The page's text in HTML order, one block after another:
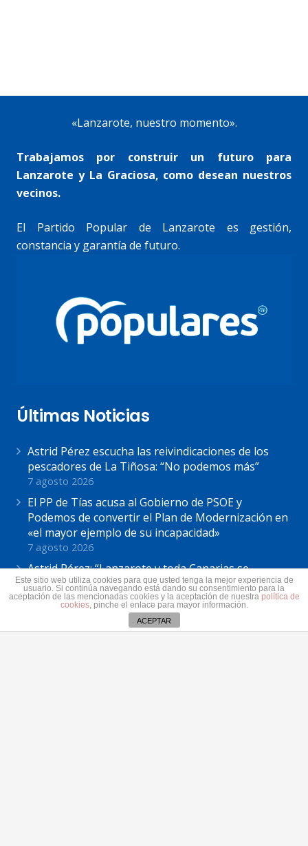
«Lanzarote, nuestro momento».
Trabajamos por construir un futuro para
Lanzarote y La Graciosa, como desean nuestros
vecinos.
El Partido Popular de Lanzarote es gestión,
constancia y garantía de futuro.
Últimas Noticias
Astrid Pérez escucha las reivindicaciones de los
pescadores de La Tiñosa: “No podemos más”
7 agosto 2026
El PP de Tías acusa al Gobierno de PSOE y
Podemos de convertir el Plan de Modernización en
«el mayor ejemplo de su incapacidad»
7 agosto 2026
Astrid Pérez: “Lanzarote y toda Canarias se
solidariza con Ceuta: España no puede seguir sin
una política migratoria de Estado”
Este sitio web utiliza cookies para que usted tenga la mejor experiencia de
usuario. Si continúa navegando está dando su consentimiento para la
aceptación de las mencionadas cookies y la aceptación de nuestra política de
cookies, pinche el enlace para mayor información.
ACEPTAR